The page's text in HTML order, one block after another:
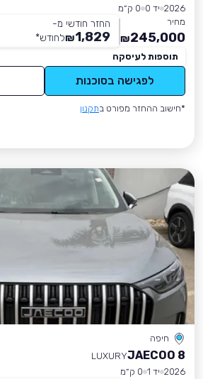
2026 יד 0
0 ק״מ
מחיר
245,000
₪
החזר חודשי מ-
1,829
₪לחודש*
תוספות לעיסקה
לפגישה בסוכנות
*חישוב ההחזר מפורט בתקנון
חיפה
JAECOO 8
LUXURY
2026 יד 1
0 ק״מ